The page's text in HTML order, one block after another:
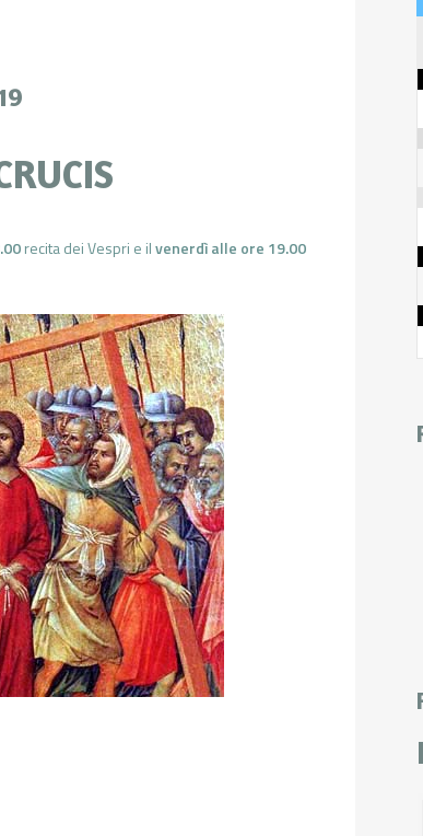
recita dei Vespri e ilvenerdì alle ore 19.00